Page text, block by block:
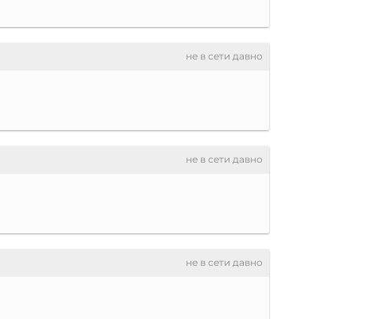
не в сети давно
не в сети давно
не в сети давно